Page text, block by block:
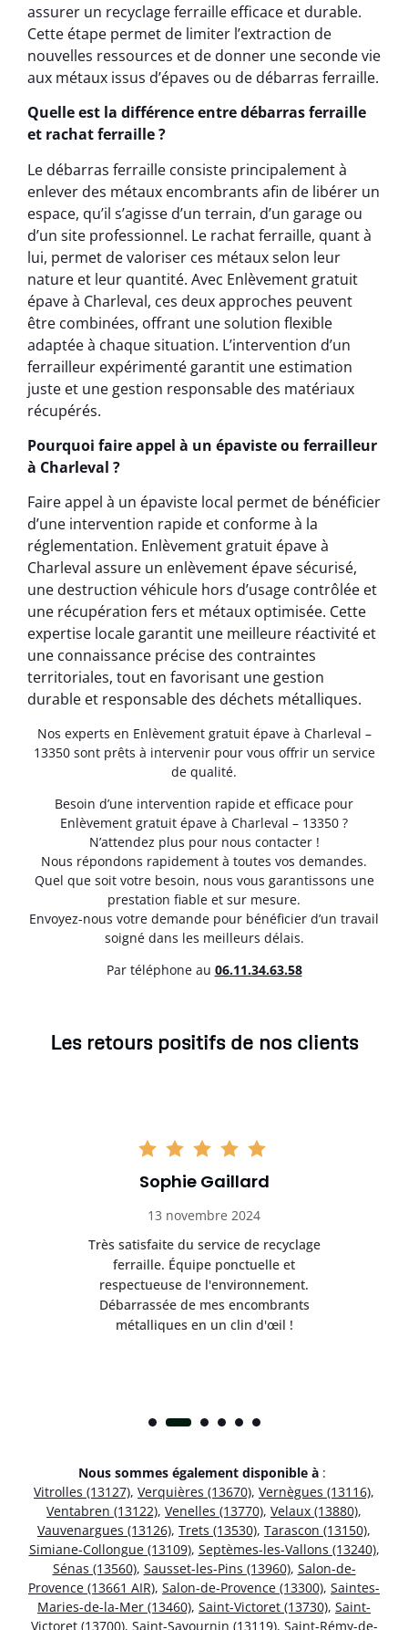
assurer un recyclage ferraille efficace et durable.
Cette étape permet de limiter l’extraction de
nouvelles ressources et de donner une seconde vie
aux métaux issus d’épaves ou de débarras ferraille.
Quelle est la différence entre débarras ferraille
et rachat ferraille ?
Le débarras ferraille consiste principalement à
enlever des métaux encombrants afin de libérer un
espace, qu’il s’agisse d’un terrain, d’un garage ou
d’un site professionnel. Le rachat ferraille, quant à
lui, permet de valoriser ces métaux selon leur
nature et leur quantité. Avec Enlèvement gratuit
épave à Charleval, ces deux approches peuvent
être combinées, offrant une solution flexible
adaptée à chaque situation. L’intervention d’un
ferrailleur expérimenté garantit une estimation
juste et une gestion responsable des matériaux
récupérés.
Pourquoi faire appel à un épaviste ou ferrailleur
à Charleval ?
Faire appel à un épaviste local permet de bénéficier
d’une intervention rapide et conforme à la
réglementation. Enlèvement gratuit épave à
Charleval assure un enlèvement épave sécurisé,
une destruction véhicule hors d’usage contrôlée et
une récupération fers et métaux optimisée. Cette
expertise locale garantit une meilleure réactivité et
une connaissance précise des contraintes
territoriales, tout en favorisant une gestion
durable et responsable des déchets métalliques.
Nos experts en Enlèvement gratuit épave à Charleval –
13350 sont prêts à intervenir pour vous offrir un service
de qualité.
Besoin d’une intervention rapide et efficace pour
Enlèvement gratuit épave à Charleval – 13350 ?
N’attendez plus pour nous contacter !
Nous répondons rapidement à toutes vos demandes.
Quel que soit votre besoin, nous vous garantissons une
prestation fiable et sur mesure.
Envoyez-nous votre demande pour bénéficier d’un travail
soigné dans les meilleurs délais.
Par téléphone au 06.11.34.63.58
Les retours positifs de nos clients
Sophie Gaillard
13 novembre 2024
Très satisfaite du service de recyclage
ferraille. Équipe ponctuelle et
respectueuse de l'environnement.
Débarrassée de mes encombrants
métalliques en un clin d'œil !
Nous sommes également disponible à :
Vitrolles (13127), Verquières (13670), Vernègues (13116),
Ventabren (13122), Venelles (13770), Velaux (13880),
Vauvenargues (13126), Trets (13530), Tarascon (13150),
Simiane-Collongue (13109), Septèmes-les-Vallons (13240),
Sénas (13560), Sausset-les-Pins (13960), Salon-de-
Provence (13661 AIR), Salon-de-Provence (13300), Saintes-
Maries-de-la-Mer (13460), Saint-Victoret (13730), Saint-
Victoret (13700), Saint-Savournin (13119), Saint-Rémy-de-